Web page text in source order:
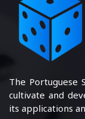
The Portuguese
cultivate and
its applications